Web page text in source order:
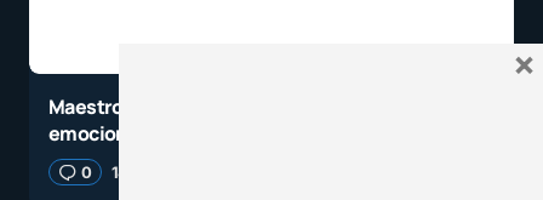
Maestro: cómo puede evaluar su inteligencia
emocional. Aproveche este test gratuito
0 18 julio, 2021
×